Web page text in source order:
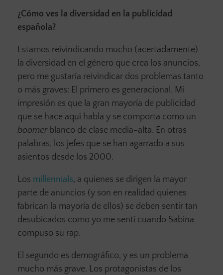
¿Cómo ves la diversidad en la publicidad
española?
Estamos reivindicando mucho (acertadamente)
la diversidad en el género que crea los anuncios,
pero me gustaría reivindicar dos problemas tanto
o más graves: El primero es generacional. Mi
impresión es que la gran mayoría de publicidad
que se hace aquí habla y se comporta como un
boomer blanco de clase media-alta. En otras
palabras, los jefes que se han agarrado a sus
asientos desde los 2000.
Los millennials, a quienes se dirigen la mayor
parte de anuncios (y son en realidad quienes
fabrican la mayoría de ellos) se deben sentir tan
desubicados como yo me sentí cuando Sabina
compuso su rap.
El segundo es demográfico, y es un problema
mucho más grave. Los protagonistas de los